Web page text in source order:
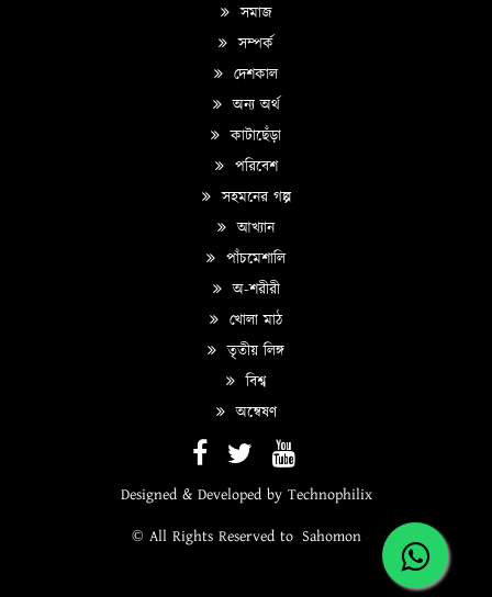
সমাজ
সম্পর্ক
দেশকাল
অন্য অর্থ
কাটাছেঁড়া
পরিবেশ
সহমনের গল্প
আখ্যান
পাঁচমেশালি
অ-শরীরী
খোলা মাঠ
তৃতীয় লিঙ্গ
বিশ্ব
অন্বেষণ
Designed & Developed by Technophilix
© All Rights Reserved to Sahomon